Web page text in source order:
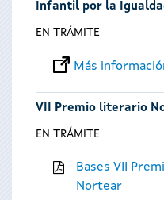
Infantil por la
EN TRÁMITE
Más
VII Premio literario
EN TRÁMITE
Bases VII
Nortear